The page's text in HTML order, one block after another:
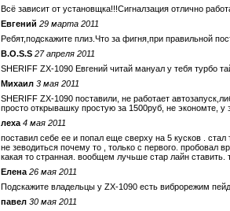
Всё зависит от установщка!!!Сигналзация отлично
Евгений 29 марта 2011
Ребят,подскажите плиз.Что за фигня,при правильной
B.O.S.S 27 апреля 2011
SHERIFF ZX-1090 Евгений читай мануал у тебя турбо
Михаил 3 мая 2011
SHERIFF ZX-1090 поставили, не работает
просто открывашку простую за 1500руб, не экономте,
леха 4 мая 2011
поставил себе ее и попал еще сверху на 5 кусков .
не зеводиться почему то , только с первого. пробовал
какая то странная. вообщем лучьше стар лайн ставить.
Елена 26 мая 2011
Подскажите владельцы у ZX-1090 есть виброрежим
павел 30 мая 2011